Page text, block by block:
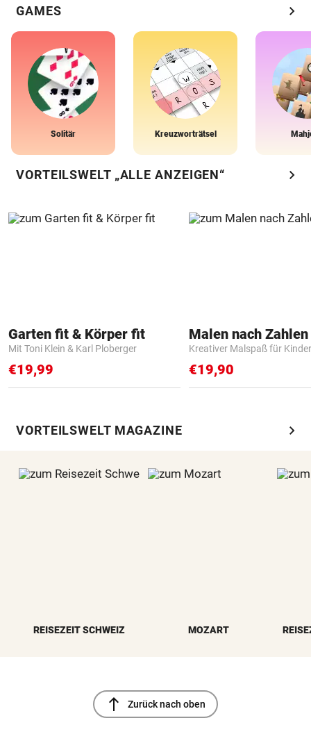
GAMES chevron_right
Solitär Kreuzworträtsel
VORTEILSWELT „ALLE ANZEIGEN“ chevron_right
Garten fit & Körper fit
Mit Toni Klein & Karl Ploberger
€19,99
Kreativer Malspaß für Kinder
€19,90
VORTEILSWELT MAGAZINE chevron_right
REISEZEIT SCHWEIZ MOZART
north Zurück nach oben